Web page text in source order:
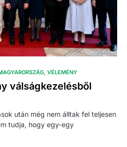
VÉLEMÉNY
válságkezelésből
után még nem álltak fel teljesen
tudja, hogy egy-egy